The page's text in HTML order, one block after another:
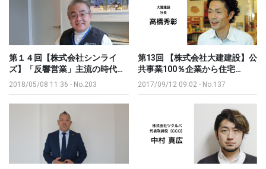
第１４回【株式会社シンライ
ズ】「反響営業」主流の時代…
2018/05/08 11:36 - No.203
第13回 【株式会社大建建設】公
共事業100％企業から住宅…
2017/09/12 09:02- No.137